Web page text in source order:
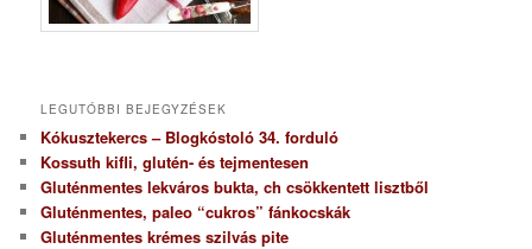
LEGUTÓBBI BEJEGYZÉSEK
Kókusztekercs – Blogkóstoló 34. forduló
Kossuth kifli, glutén- és tejmentesen
Gluténmentes lekváros bukta, ch csökkentett lisztből
Gluténmentes, paleo “cukros” fánkocskák
Gluténmentes krémes szilvás pite